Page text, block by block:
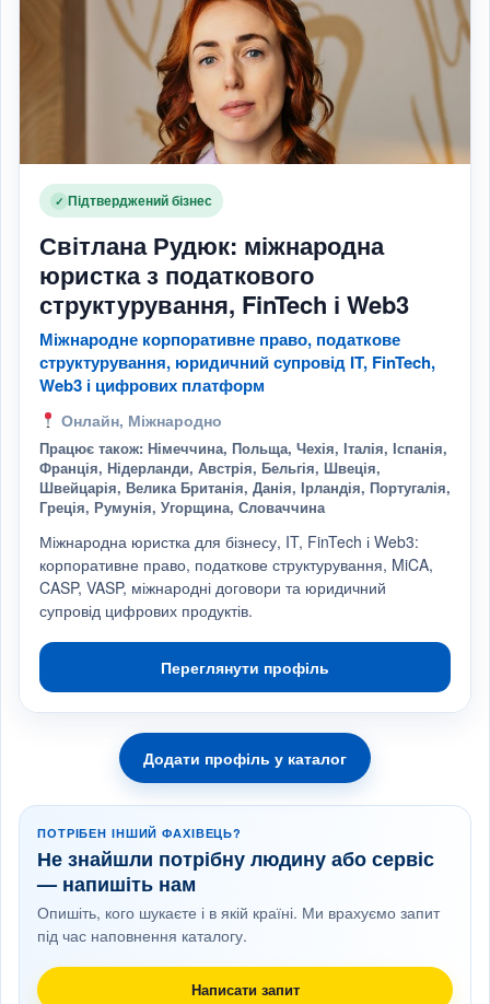
✓ Підтверджений бізнес
Світлана Рудюк: міжнародна
юристка з податкового
структурування, FinTech і Web3
Міжнародне корпоративне право, податкове
структурування, юридичний супровід IT, FinTech,
Web3 і цифрових платформ
Онлайн, Міжнародно
Працює також: Німеччина, Польща, Чехія, Італія, Іспанія,
Франція, Нідерланди, Австрія, Бельгія, Швеція,
Швейцарія, Велика Британія, Данія, Ірландія, Португалія,
Греція, Румунія, Угорщина, Словаччина
Міжнародна юристка для бізнесу, IT, FinTech і Web3:
корпоративне право, податкове структурування, MiCA,
CASP, VASP, міжнародні договори та юридичний
супровід цифрових продуктів.
Переглянути профіль
Додати профіль у каталог
ПОТРІБЕН ІНШИЙ ФАХІВЕЦЬ?
Не знайшли потрібну людину або сервіс
— напишіть нам
Опишіть, кого шукаєте і в якій країні. Ми врахуємо запит
під час наповнення каталогу.
Написати запит